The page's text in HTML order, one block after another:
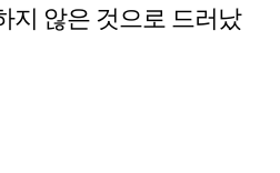
지 않은 것으로 드러났